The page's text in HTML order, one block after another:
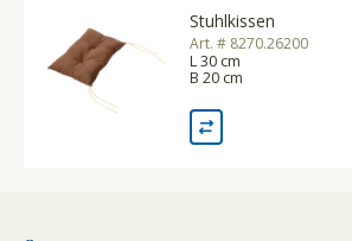
Stuhlkissen
Art. # 8270.26200
L 30 cm
B 20 cm